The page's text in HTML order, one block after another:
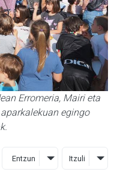
Erromeria, Mairi eta
egingo
Entzun Itzuli